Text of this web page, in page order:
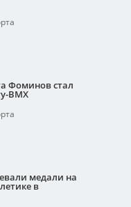
Фоминов стал
ВМХ
медали на
в